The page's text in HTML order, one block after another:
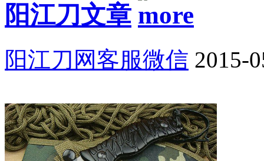
阳江刀文章
阳江刀网客服微信 2015-